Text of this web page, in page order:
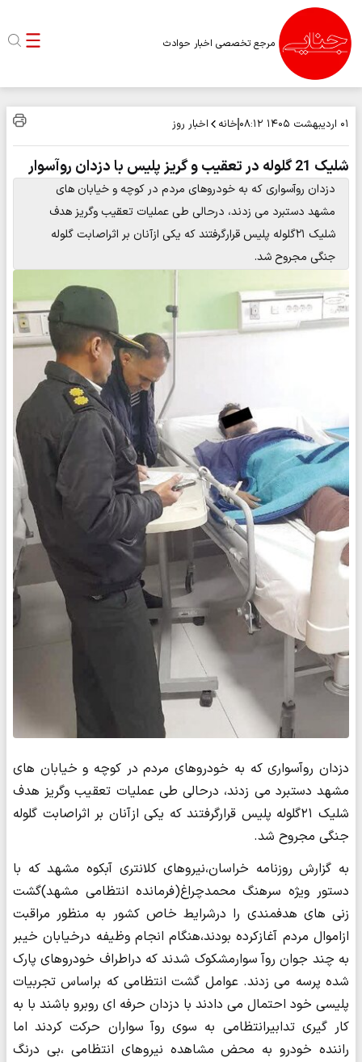
مرجع تخصصی اخبار حوادث
۰۱ اردیبهشت ۱۴۰۵ ۰۸:۱۲ خانه اخبار روز
شلیک 21 گلوله در تعقیب و گریز پلیس با دزدان روآسوار
دزدان روآسواری که به خودروهای مردم در کوچه و خیابان های
مشهد دستبرد می زدند، درحالی طی عملیات تعقیب وگریز هدف
شلیک ۲۱گلوله پلیس قرارگرفتند که یکی ازآنان بر اثراصابت گلوله
جنگی مجروح شد.
دزدان روآسواری که به خودروهای مردم در کوچه و خیابان های
مشهد دستبرد می زدند، درحالی طی عملیات تعقیب وگریز هدف
شلیک ۲۱گلوله پلیس قرارگرفتند که یکی ازآنان بر اثراصابت گلوله
جنگی مجروح شد.
به گزارش روزنامه خراسان،نیروهای کلانتری آبکوه مشهد که با
دستور ویژه سرهنگ محمدچراغ(فرمانده انتظامی مشهد)گشت
زنی های هدفمندی را درشرایط خاص کشور به منظور مراقبت
ازاموال مردم آغازکرده بودند،هنگام انجام وظیفه درخیابان خیبر
به چند جوان روآ سوارمشکوک شدند که دراطراف خودروهای پارک
شده پرسه می زدند. عوامل گشت انتظامی که براساس تجربیات
پلیسی خود احتمال می دادند با دزدان حرفه ای روبرو باشند با به
کار گیری تدابیرانتظامی به سوی روآ سواران حرکت کردند اما
راننده خودرو به محض مشاهده نیروهای انتظامی ،بی درنگ